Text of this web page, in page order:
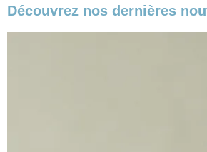
Découvrez nos dernières